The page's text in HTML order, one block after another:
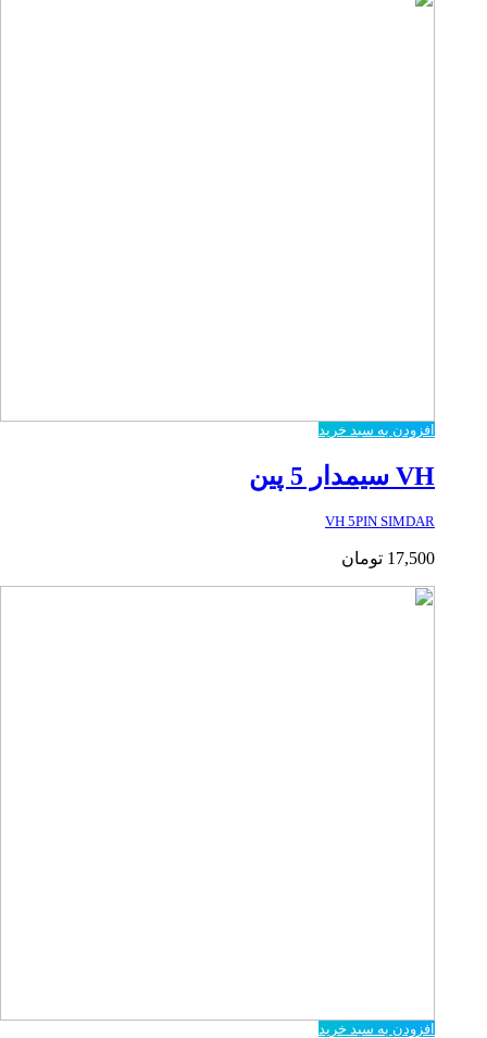
افزودن به سبد خرید
VH سیمدار 5 پین
VH 5PIN SIMDAR
17,500 تومان
افزودن به سبد خرید